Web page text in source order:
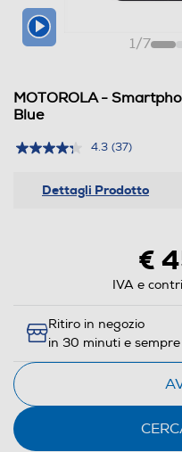
1/7
MOTOROLA -
Blue
4.3 (37)
Dettagli Prodotto
€
IVA e
Ritiro in negozio
in 30 minuti e